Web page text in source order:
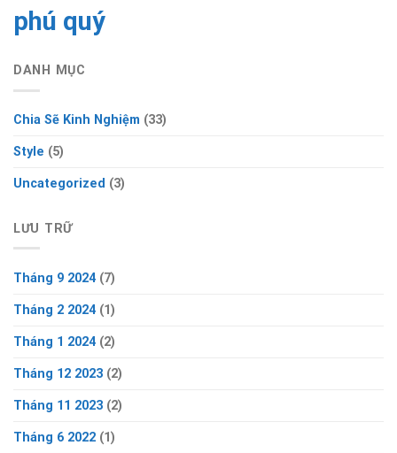
phú quý
DANH MỤC
Chia Sẽ Kinh Nghiệm (33)
Style (5)
Uncategorized (3)
LƯU TRỮ
Tháng 9 2024 (7)
Tháng 2 2024 (1)
Tháng 1 2024 (2)
Tháng 12 2023 (2)
Tháng 11 2023 (2)
Tháng 6 2022 (1)